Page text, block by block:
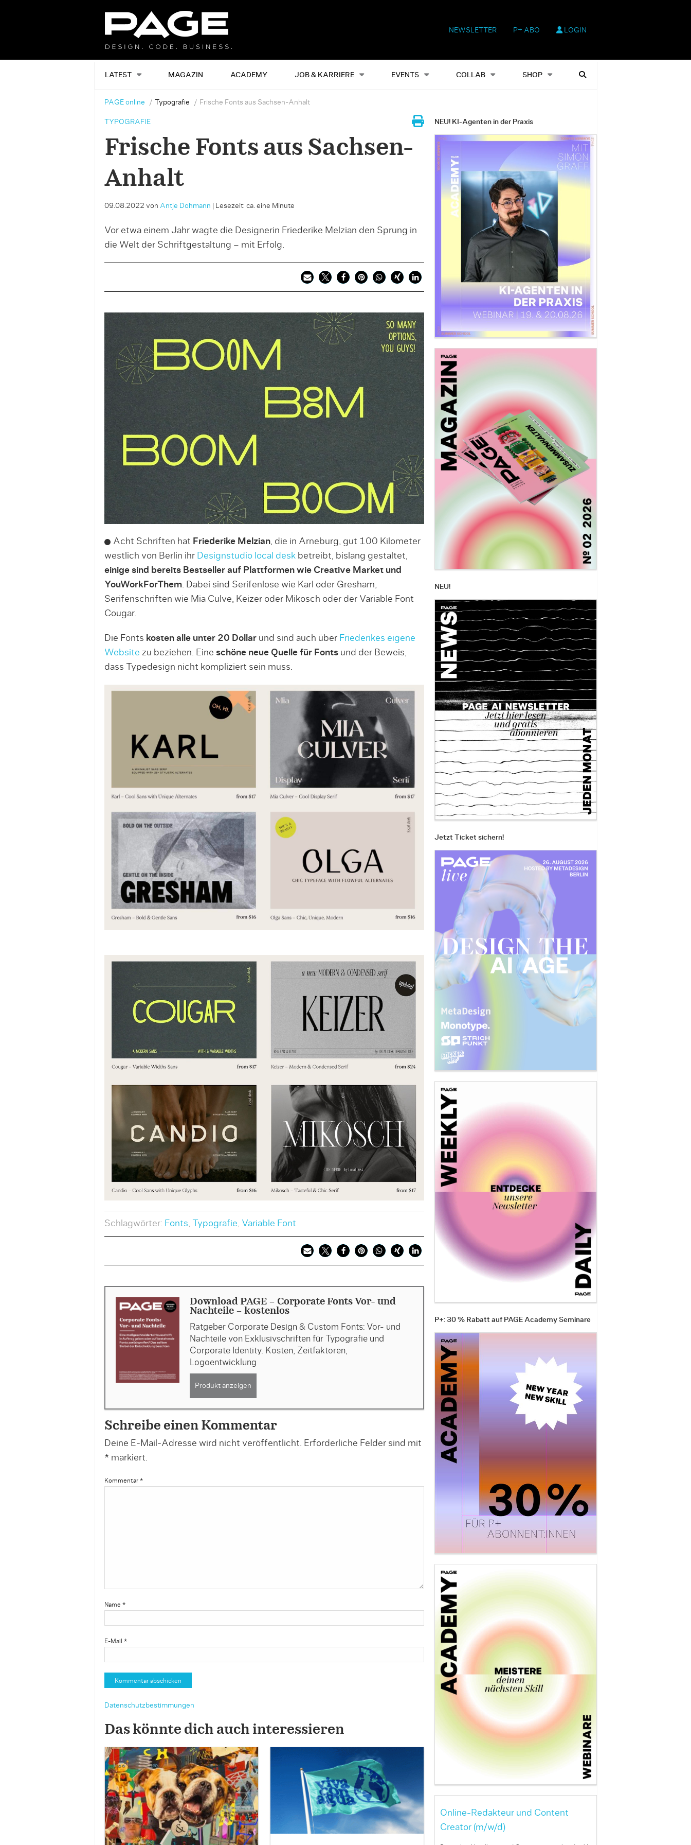
NEWSLETTER P+ ABO LOGIN
LATEST MAGAZIN ACADEMY JOB & KARRIERE EVENTS COLLAB SHOP
Alles Events Shop Heftausgaben Suchen
PAGE online Typografie Frische Fonts aus Sachsen-Anhalt
TYPOGRAFIE
Frische Fonts aus Sachsen-
Anhalt
09.08.2022 von Antje Dohmann Lesezeit: ca. eine Minute
Vor etwa einem Jahr wagte die Designerin Friederike Melzian den Sprung in
die Welt der Schriftgestaltung – mit Erfolg.
Acht Schriften hat Friederike Melzian, die in Arneburg, gut 100 Kilometer
westlich von Berlin ihr Designstudio local deskbetreibt, bislang gestaltet,
einige sind bereits Bestseller auf Plattformen wie Creative Market und
YouWorkForThem. Dabei sind Serifenlose wie Karl oder Gresham,
Serifenschriften wie Mia Culve, Keizer oder Mikosch oder der Variable Font
Cougar.
Die Fonts kosten alle unter 20 Dollarund sind auch über Friederikes eigene
Website zu beziehen. Eine schöne neue Quelle für Fontsund der Beweis,
dass Typedesign nicht kompliziert sein muss.
Schlagwörter: Fonts, Typografie, Variable Font
Download PAGE - Corporate Fonts Vor- und
Nachteile - kostenlos
Ratgeber Corporate Design & Custom Fonts: Vor- und
Nachteile von Exklusivschriften für Typografie und
Corporate Identity. Kosten, Zeitfaktoren,
Logoentwicklung
Produkt anzeigen
Schreibe einen Kommentar
Deine E-Mail-Adresse wird nicht veröffentlicht. Erforderliche Felder sind mit
*markiert.
Kommentar *
Name *
E-Mail *
Datenschutzbestimmungen
Das könnte dich auch interessieren
NEU! KI-Agenten in der Praxis
NEU!
Jetzt Ticket sichern!
P+: 30 % Rabatt auf PAGE Academy Seminare
Online-Redakteur und Content
Creator (m/w/d)